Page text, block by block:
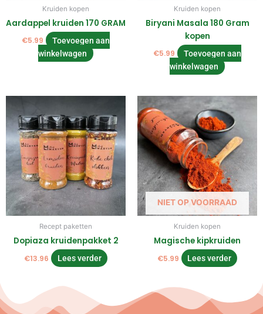
Kruiden kopen
Aardappel kruiden 170 GRAM
€5.99
Toevoegen aan
winkelwagen
Kruiden kopen
Biryani Masala 180 Gram
kopen
€5.99
Toevoegen aan
winkelwagen
Recept paketten
Dopiaza kruidenpakket 2
€13.96 Lees verder
NIET OP VOORRAAD
Kruiden kopen
Magische kipkruiden
€5.99 Lees verder